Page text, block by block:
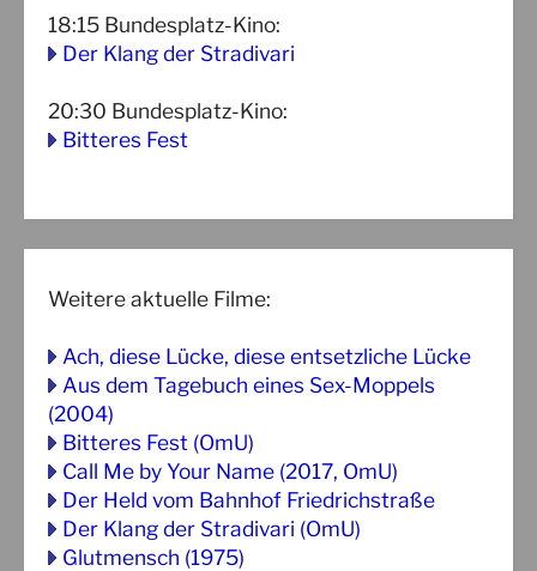
18:15 Bundesplatz-Kino:
Der Klang der Stradivari
20:30 Bundesplatz-Kino:
Bitteres Fest
Weitere aktuelle Filme:
Ach, diese Lücke, diese entsetzliche Lücke
Aus dem Tagebuch eines Sex-Moppels
(2004)
Bitteres Fest (OmU)
Call Me by Your Name (2017, OmU)
Der Held vom Bahnhof Friedrichstraße
Der Klang der Stradivari (OmU)
Glutmensch (1975)